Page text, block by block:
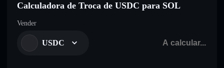
Calculadora de Troca de USDC para SOL
Vender
USDC